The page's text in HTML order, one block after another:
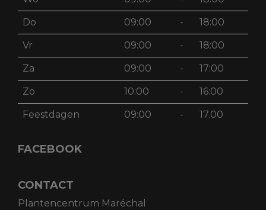
Do 09:00 - 18:00
Vr 09:00 - 18:00
Za 09:00 - 17:00
Zo 10:00 - 16:00
Feestdagen 09:00 - 17.00
FACEBOOK
CONTACT
Plantencentrum Maréchal